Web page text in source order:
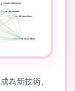
為新技術、